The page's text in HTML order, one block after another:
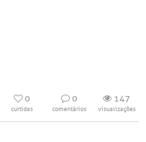
0
curtidas
0
comentários
147
visualizações